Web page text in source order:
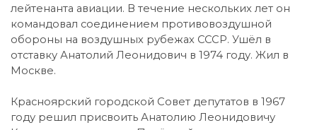
лейтенанта авиации. В течение нескольких лет он
командовал соединением противовоздушной
обороны на воздушных рубежах СССР. Ушёл в
отставку Анатолий Леонидович в 1974 году. Жил в
Москве.
Красноярский городской Совет депутатов в 1967
году решил присвоить Анатолию Леонидовичу